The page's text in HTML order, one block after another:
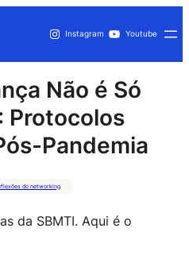
Instagram Youtube
Não é Só
Protocolos
Pandemia
do networking
da SBMTI. Aqui é o